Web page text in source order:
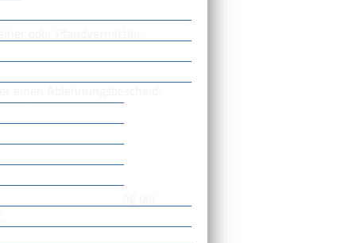
oder Pfandvermittler
Ablehnungsbescheid.
werden
Erst nach Erteilung der